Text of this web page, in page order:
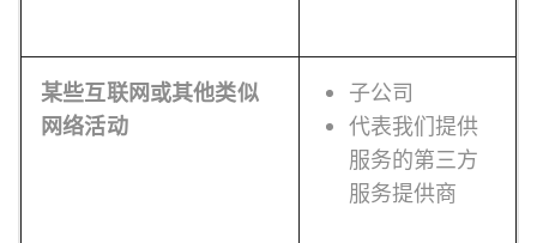
某些互联网或其他类似
网络活动
子公司
代表我们提供
服务的第三方
服务提供商